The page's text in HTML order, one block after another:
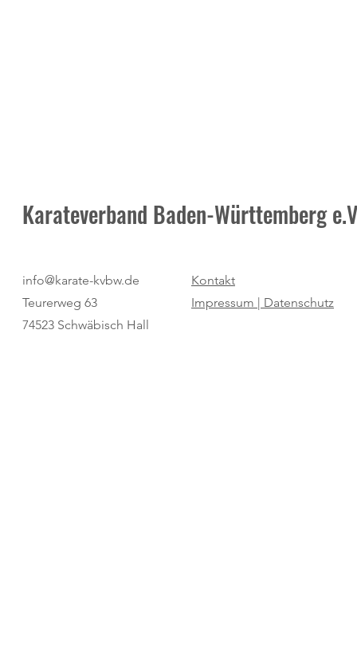
Tobias Himmelsbach ist neuer
Wado-Kai-Prüfer-Referent
Karateverband Baden-Württemberg
info@karate-kvbw.de
Teurerweg 63
74523 Schwäbisch Hall
Kontakt
Impressum | Datenschutz